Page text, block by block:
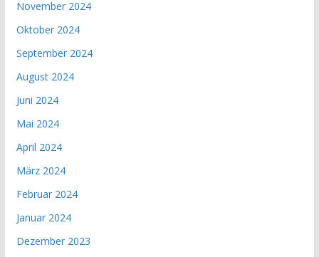
November 2024
Oktober 2024
September 2024
August 2024
Juni 2024
Mai 2024
April 2024
März 2024
Februar 2024
Januar 2024
Dezember 2023